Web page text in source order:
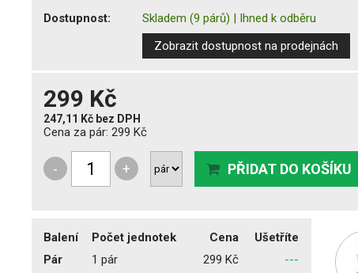
Dostupnost: Skladem (9 párů) | Ihned k odběru
Zobrazit dostupnost na prodejnách
299 Kč
247,11 Kč bez DPH
Cena za pár:299 Kč
- + PŘIDAT DO KOŠÍKU
Balení Počet jednotek Cena
Ušetříte
Pár
1 pár 299 Kč ---